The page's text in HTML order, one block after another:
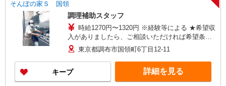
そんぽの家Ｓ 国領
調理補助スタッフ
時給1270円〜1320円 ※経験等による ★希望収
入がありましたら、ご相談いただければ希望条件
に合うかの確認もいたします。 ★時間外手当別途
支給 ★上記金額は働きがい向上手当を含みます。
★働きがい向上手当※26年6月改定（地域により異
なる） 社会保険加入者は更に＋50円
東京都調布市国領町6丁目12-11
キープ 詳細を見る